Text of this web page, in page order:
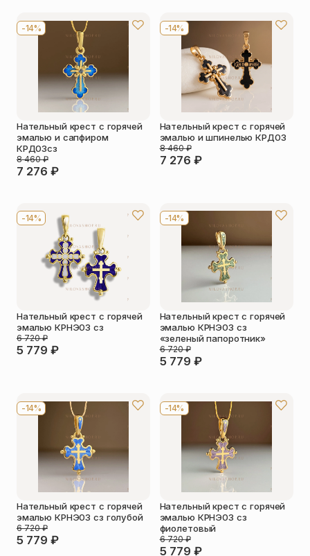
-14%
Нательный крест с горячей
эмалью и сапфиром
КРД03сз
7 276 ₽
8 460₽
-14%
Нательный крест с горячей
эмалью и шпинелью КРД03
7 276 ₽
8 460₽
-14%
Нательный крест с горячей
эмалью КРНЭ03 сз
5 779 ₽
6 720₽
-14%
Нательный крест с горячей
эмалью КРНЭ03 сз
«зеленый папоротник»
5 779 ₽
6 720₽
-14%
Нательный крест с горячей
эмалью КРНЭ03 сз голубой
5 779 ₽
6 720₽
-14%
Нательный крест с горячей
эмалью КРНЭ03 сз
фиолетовый
5 779 ₽
6 720₽